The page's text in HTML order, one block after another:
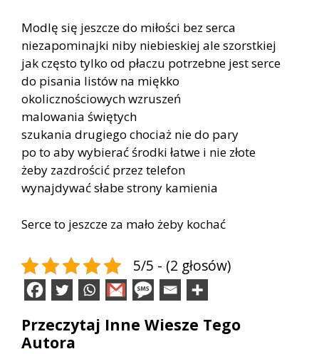
Mo­dlę się jesz­cze do mi­ło­ści bez ser­ca
nie­za­po­mi­naj­ki niby nie­bie­skiej ale szorst­kiej
jak czę­sto tyl­ko od pła­czu po­trzeb­ne jest ser­ce
do pi­sa­nia li­stów na mięk­ko
oko­licz­no­ścio­wych wzru­szeń
ma­lo­wa­nia świę­tych
szu­ka­nia dru­gie­go cho­ciaż nie do pary
po to aby wy­bie­rać środ­ki ła­twe i nie zło­te
żeby za­zdro­ścić przez te­le­fon
wy­naj­dy­wać sła­be stro­ny ka­mie­nia
Ser­ce to jesz­cze za mało żeby ko­chać
5/5 - (2 głosów)
Przeczytaj Inne Wiesze Tego
Autora